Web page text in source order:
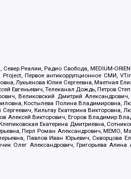
Радио Свобода, MEDIUM-
Первое антикоррупционное СМИ,
Лукьянова Юлия Сергеевна, Маетная
Евгеньевич, Телеканал Дождь, Петров
Великовский Дмитрий
Костылева Полина Владимировна,
Кильтау Екатерина Викторовна,
Алексей Викторович, Егоров Владимир
Екатерина Дмитриевна,
Перл Роман Александрович, МЕМО,
Павлов Иван Юрьевич, Скворцова
Олег Александрович, Григорьева Алина